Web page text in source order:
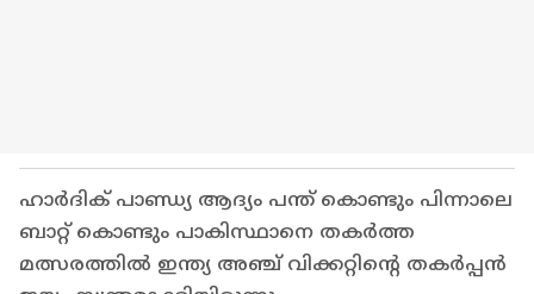
ഹാര്‍ദിക് പാണ്ഡ്യ ആദ്യം പന്ത് കൊണ്ടും പിന്നാലെ
ബാറ്റ് കൊണ്ടും പാകിസ്ഥാനെ തകര്‍ത്ത
മത്സരത്തില്‍ ഇന്ത്യ അഞ്ച് വിക്കറ്റിന്‍റെ തകര്‍പ്പന്‍